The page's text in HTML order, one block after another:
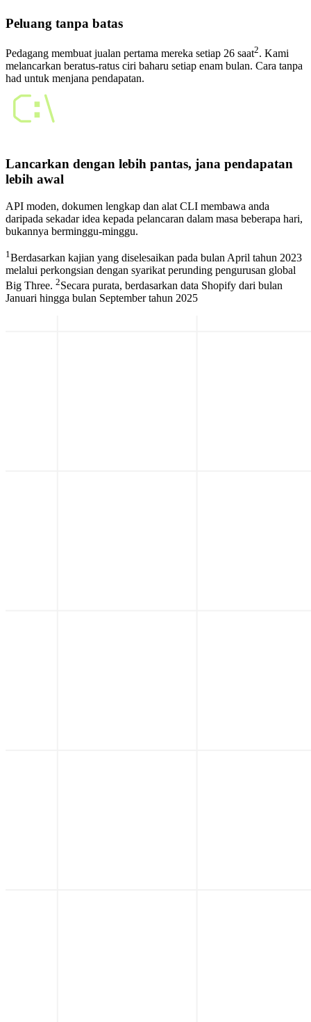
Peluang tanpa batas
Pedagang membuat jualan pertama mereka setiap 26 saat2. Kami
melancarkan beratus-ratus ciri baharu setiap enam bulan. Cara tanpa
had untuk menjana pendapatan.
Lancarkan dengan lebih pantas, jana pendapatan
lebih awal
API moden, dokumen lengkap dan alat CLI membawa anda
daripada sekadar idea kepada pelancaran dalam masa beberapa hari,
bukannya berminggu-minggu.
1 Berdasarkan kajian yang diselesaikan pada bulan April tahun 2023
melalui perkongsian dengan syarikat perunding pengurusan global
Big Three. 2Secara purata, berdasarkan data Shopify dari bulan
Januari hingga bulan September tahun 2025